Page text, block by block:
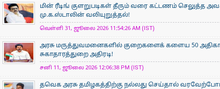
மின் ரீடிங் குளறுபடிகள் தீரும் வரை கட்டணம் செலுத்த
மு.க.ஸ்டாலின் வலியுறுத்தல்!
வெள்ளி 31, ஜூலை 2026 11:54:26 AM (IST)
அரசு மருத்துவமனைகளில் குறைகளைக் களைய 50
சுகாதாரத்துறை அதிரடி!
சனி 11, ஜூலை 2026 12:06:38 PM (IST)
தவெக அரசு தமிழகத்திற்கு நல்லது செய்தால்